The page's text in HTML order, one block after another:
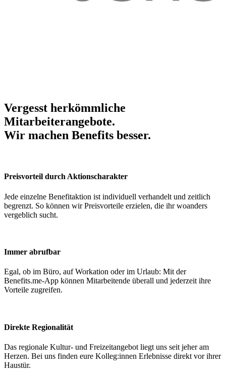
Vergesst herkömmliche
Mitarbeiterangebote.
Wir machen Benefits besser.
Preisvorteil durch Aktionscharakter
Jede einzelne Benefitaktion ist individuell verhandelt und zeitlich
begrenzt. So können wir Preisvorteile erzielen, die ihr woanders
vergeblich sucht.
Immer abrufbar
Egal, ob im Büro, auf Workation oder im Urlaub: Mit der
Benefits.me-App können Mitarbeitende überall und jederzeit ihre
Vorteile zugreifen.
Direkte Regionalität
Das regionale Kultur- und Freizeitangebot liegt uns seit jeher am
Herzen. Bei uns finden eure Kolleg:innen Erlebnisse direkt vor ihrer
Haustür.